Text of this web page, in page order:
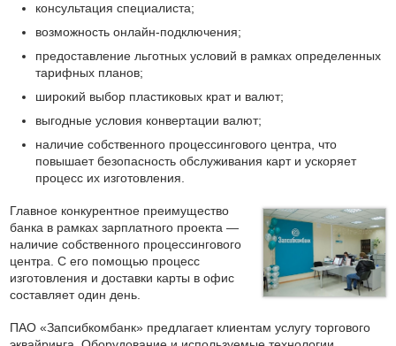
консультация специалиста;
возможность онлайн-подключения;
предоставление льготных условий в рамках определенных
тарифных планов;
широкий выбор пластиковых крат и валют;
выгодные условия конвертации валют;
наличие собственного процессингового центра, что
повышает безопасность обслуживания карт и ускоряет
процесс их изготовления.
Главное конкурентное преимущество
банка в рамках зарплатного проекта —
наличие собственного процессингового
центра. С его помощью процесс
изготовления и доставки карты в офис
составляет один день.
ПАО «Запсибкомбанк» предлагает клиентам услугу торгового